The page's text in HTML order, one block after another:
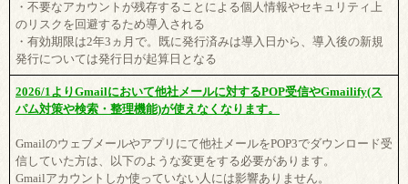
・不要なアカウントが残存することによる個人情報やセキュリティ上
のリスクを回避するため導入される
・有効期限は2年3ヵ月で。既に発行済みは導入日から、導入後の新規
発行については発行日が起算日となる
2026/1よりGmailにおいて他社メールに対するPOP受信やGmailify(ス
パム対策や検索・整理機能)が使えなくなります。
Gmailのウェブメールやアプリにて他社メールをPOP3でダウンロード受
信していた方は、以下のような変更をする必要があります。
Gmailアカウントしか使っていない人には影響ありません。